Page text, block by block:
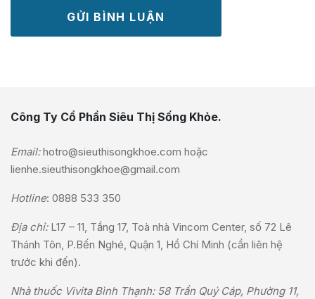
Công Ty Cổ Phần Siêu Thị Sống Khỏe.
Email: hotro@sieuthisongkhoe.com hoặc
lienhe.sieuthisongkhoe@gmail.com
Hotline: 0888 533 350
Địa chỉ: L17 – 11, Tầng 17, Toà nhà Vincom Center, số 72 Lê
Thánh Tôn, P.Bến Nghé, Quận 1, Hồ Chí Minh (cần liên hệ
trước khi đến).
Nhà thuốc Vivita Bình Thạnh: 58 Trần Quý Cáp, Phường 11,